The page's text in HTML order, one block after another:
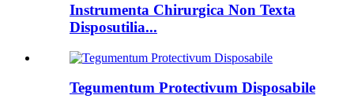
Instrumenta Chirurgica Non Texta
Disposutilia...
Tegumentum Protectivum Disposabile